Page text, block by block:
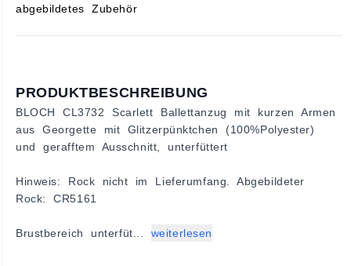
abgebildetes Zubehör
PRODUKTBESCHREIBUNG
BLOCH CL3732 Scarlett Ballettanzug mit kurzen Armen
aus Georgette mit Glitzerpünktchen (100%Polyester)
und gerafftem Ausschnitt, unterfüttert
Hinweis: Rock nicht im Lieferumfang. Abgebildeter
Rock: CR5161
Brustbereich unterfüt... weiterlesen